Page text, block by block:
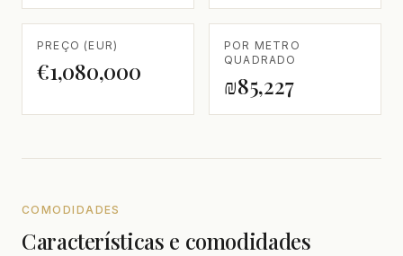
PREÇO (EUR)
€1,080,000
POR METRO
QUADRADO
₪85,227
COMODIDADES
Características e comodidades